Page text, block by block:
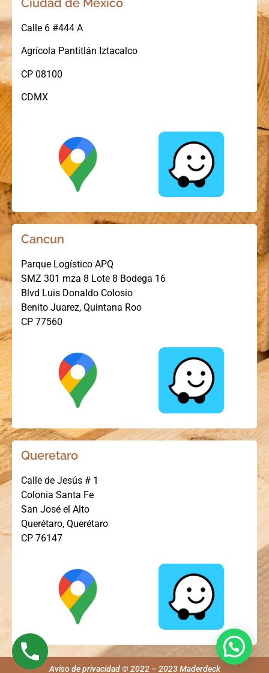
Ciudad de Mexico
Calle 6 #444 A
Agrícola Pantitlán Iztacalco
CP 08100
CDMX
Cancun
Parque Logístico APQ
SMZ 301 mza 8 Lote 8 Bodega 16
Blvd Luis Donaldo Colosio
Benito Juarez, Quintana Roo
CP 77560
Queretaro
Calle de Jesús # 1
Colonia Santa Fe
San José el Alto
Querétaro, Querétaro
CP 76147
Aviso de privacidad © 2022 – 2023 Maderdeck